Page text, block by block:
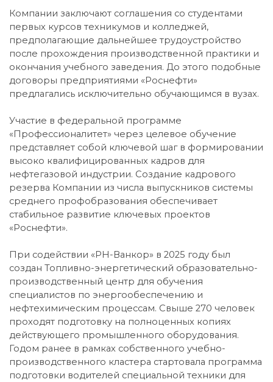
Компании заключают соглашения со студентами
первых курсов техникумов и колледжей,
предполагающие дальнейшее трудоустройство
после прохождения производственной практики и
окончания учебного заведения. До этого подобные
договоры предприятиями «Роснефти»
предлагались исключительно обучающимся в вузах.
Участие в федеральной программе
«Профессионалитет» через целевое обучение
представляет собой ключевой шаг в формировании
высоко квалифицированных кадров для
нефтегазовой индустрии. Создание кадрового
резерва Компании из числа выпускников системы
среднего профобразования обеспечивает
стабильное развитие ключевых проектов
«Роснефти».
При содействии «РН-Ванкор» в 2025 году был
создан Топливно-энергетический образовательно-
производственный центр для обучения
специалистов по энергообеспечению и
нефтехимическим процессам. Свыше 270 человек
проходят подготовку на полноценных копиях
действующего промышленного оборудования.
Годом ранее в рамках собственного учебно-
производственного кластера стартовала программа
подготовки водителей специальной техники для